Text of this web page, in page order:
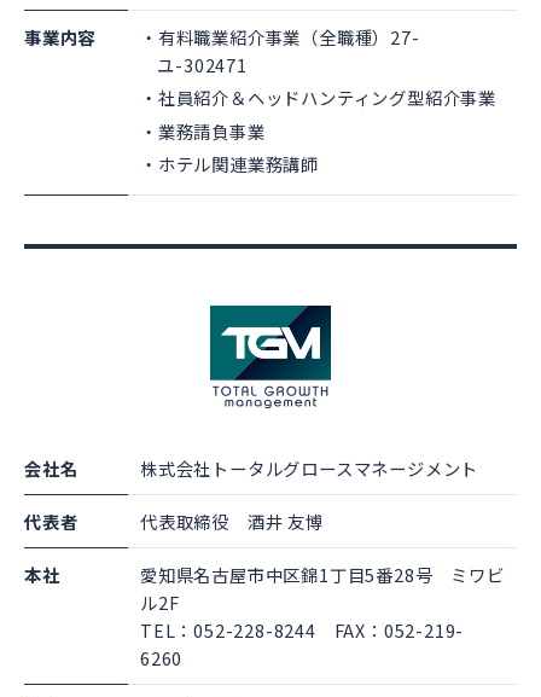
事業内容
有料職業紹介事業（全職種）27-
ユ-302471
社員紹介＆ヘッドハンティング型紹介事業
業務請負事業
ホテル関連業務講師
会社名 株式会社トータルグロースマネージメント
代表者 代表取締役 酒井 友博
本社
愛知県名古屋市中区錦1丁目5番28号 ミワビ
ル2F
TEL：052-228-8244 FAX：052-219-
6260